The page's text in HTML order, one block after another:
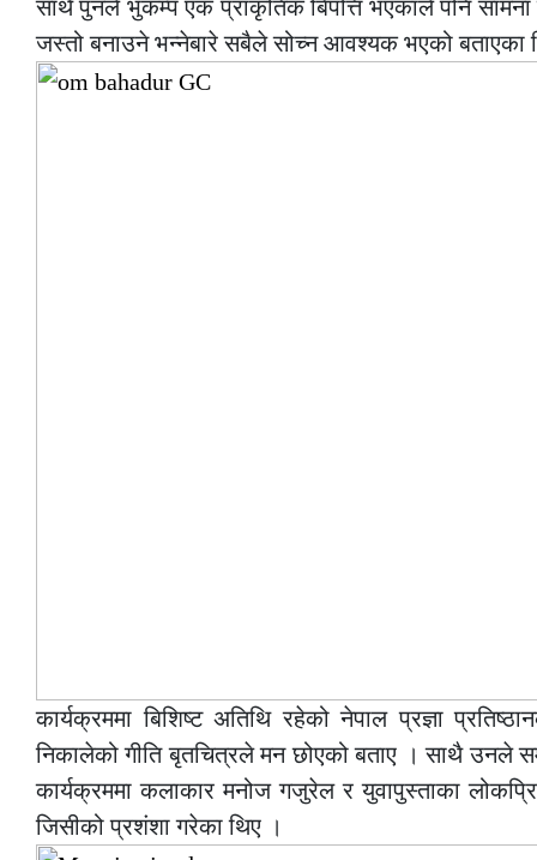
साथै पुनले भुकम्प एक प्राकृतिक बिपत्ति भएकाले पनि सामना
जस्तो बनाउने भन्नेबारे सबैले सोच्न आवश्यक भएको बताएका
कार्यक्रममा बिशिष्ट अतिथि रहेको नेपाल प्रज्ञा
निकालेको गीति बृतचित्रले मन छोएको बताए । साथै उनले
कार्यक्रममा कलाकार मनोज गजुरेल र युवापुस्ताका
जिसीको प्रशंशा गरेका थिए ।